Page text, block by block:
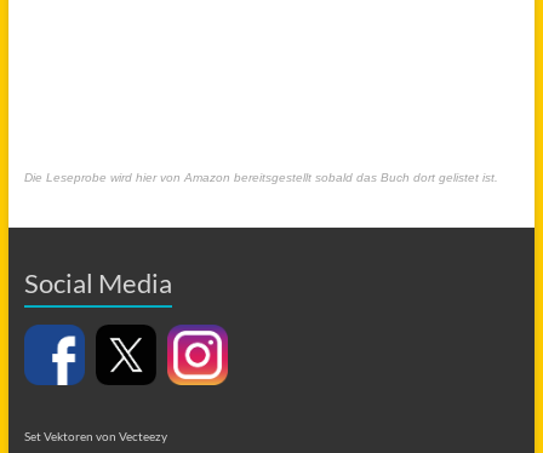
Die Leseprobe wird hier von Amazon bereitsgestellt sobald das Buch dort gelistet ist.
Social Media
Set Vektoren von Vecteezy